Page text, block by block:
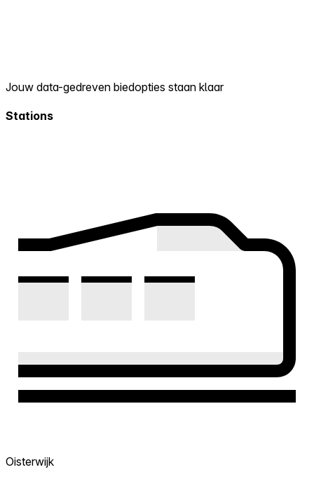
Jouw data-gedreven biedopties staan klaar
Stations
Oisterwijk